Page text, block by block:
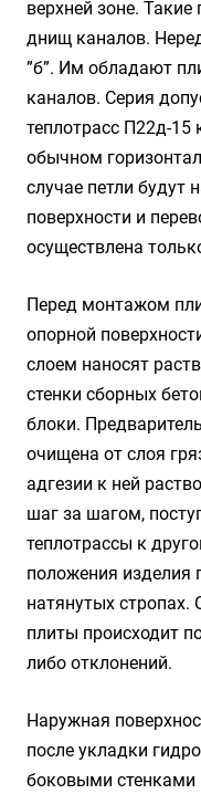
верхней зоне.
днищ каналов.
”б”. Им обладают
каналов. Серия
теплотрасс П22д-15
обычном
случае петли будут
поверхности и
осуществлена
Перед монтажом
опорной
слоем наносят
стенки сборных
блоки.
очищена от слоя
адгезии к ней
шаг за шагом,
теплотрассы к
положения изделия
натянутых стропах.
плиты происходит
либо отклонений.
Наружная
после укладки
боковыми стенками